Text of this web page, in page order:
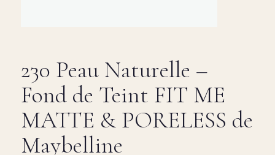
230 Peau Naturelle –
Fond de Teint FIT ME
MATTE & PORELESS de
Maybelline